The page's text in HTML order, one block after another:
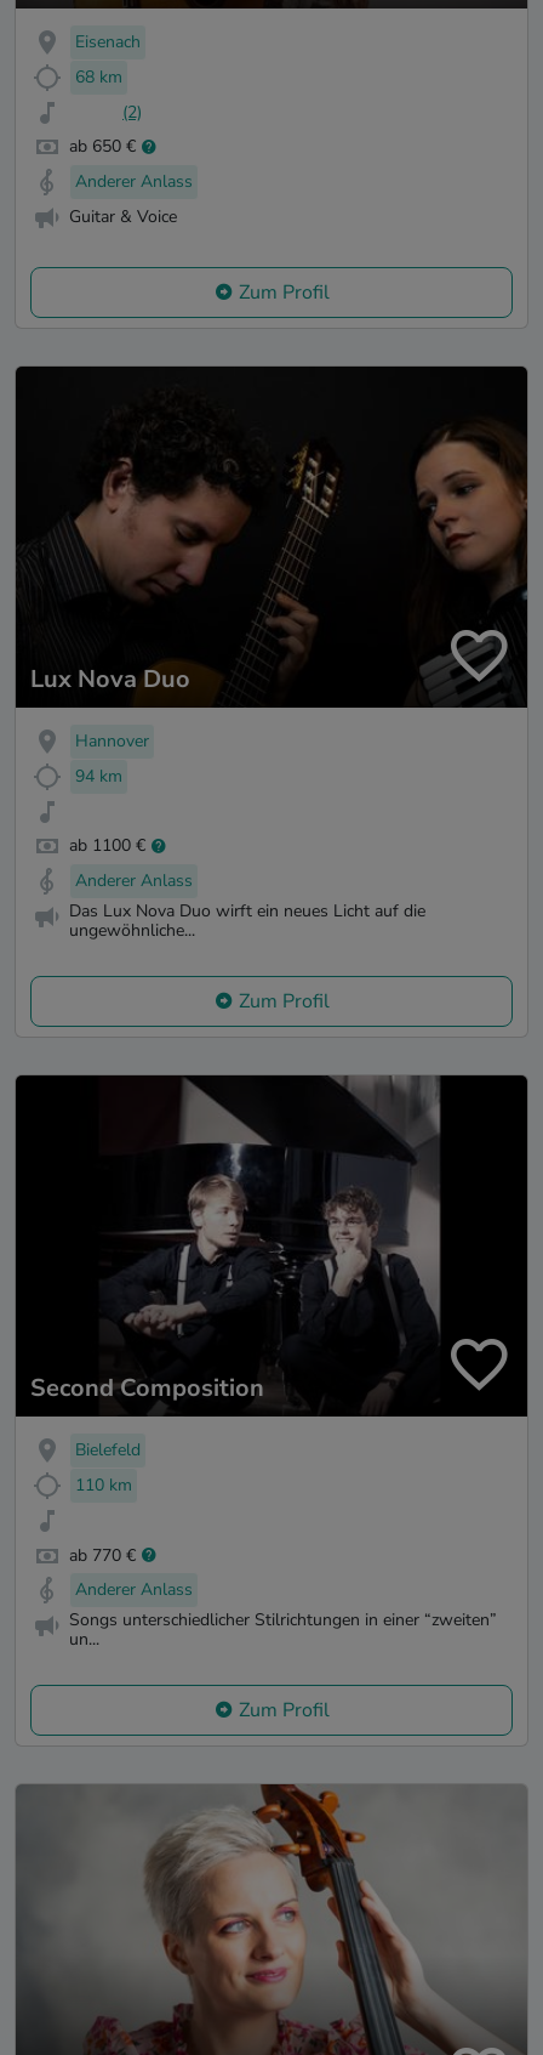
Eisenach
68 km
(2)
ab 650 €
Anderer Anlass
Guitar & Voice
Zum Profil
Lux Nova Duo
Hannover
94 km
ab 1100 €
Anderer Anlass
Das Lux Nova Duo wirft ein neues Licht auf die
ungewöhnliche...
Zum Profil
Second Composition
Bielefeld
110 km
ab 770 €
Anderer Anlass
Songs unterschiedlicher Stilrichtungen in einer “zweiten”
un...
Zum Profil